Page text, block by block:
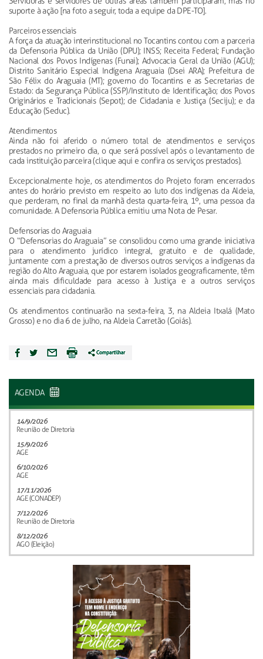
suporte à ação [na foto a seguir, toda a equipe da DPE-TO].
Parceiros essenciais
A força da atuação interinstitucional no Tocantins contou com a parceria
da Defensoria Pública da União (DPU); INSS; Receita Federal; Fundação
Nacional dos Povos Indígenas (Funai); Advocacia Geral da União (AGU);
Distrito Sanitário Especial Indígena Araguaia (Dsei ARA); Prefeitura de
São Félix do Araguaia (MT); governo do Tocantins e as Secretarias de
Estado: da Segurança Pública (SSP)/Instituto de Identificação; dos Povos
Originários e Tradicionais (Sepot); de Cidadania e Justiça (Seciju); e da
Educação (Seduc).
Atendimentos
Ainda não foi aferido o número total de atendimentos e serviços
prestados no primeiro dia, o que será possível após o levantamento de
cada instituição parceira (clique aqui e confira os serviços prestados).
Excepcionalmente hoje, os atendimentos do Projeto foram encerrados
antes do horário previsto em respeito ao luto dos indígenas da Aldeia,
que perderam, no final da manhã desta quarta-feira, 1º, uma pessoa da
comunidade. A Defensoria Pública emitiu uma Nota de Pesar.
Defensorias do Araguaia
O “Defensorias do Araguaia” se consolidou como uma grande iniciativa
para o atendimento jurídico integral, gratuito e de qualidade,
juntamente com a prestação de diversos outros serviços a indígenas da
região do Alto Araguaia, que por estarem isolados geograficamente, têm
ainda mais dificuldade para acesso à Justiça e a outros serviços
essenciais para cidadania.
Os atendimentos continuarão na sexta-feira, 3, na Aldeia Itxalá (Mato
Grosso) e no dia 6 de julho, na Aldeia Carretão (Goiás).
AGENDA
14/9/2026
Reunião de Diretoria
15/9/2026
AGE
6/10/2026
AGE
17/11/2026
AGE (CONADEP)
7/12/2026
Reunião de Diretoria
8/12/2026
AGO (Eleição)